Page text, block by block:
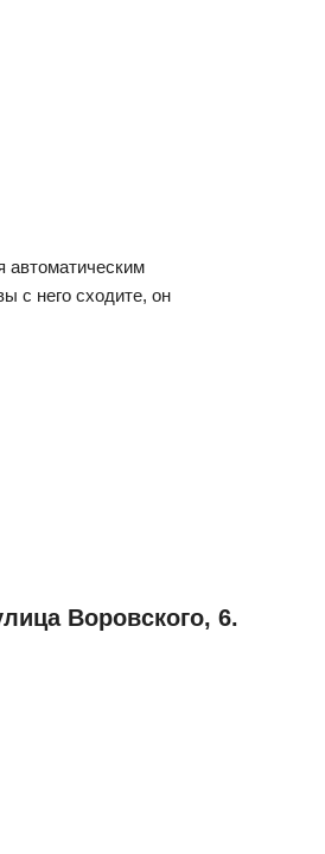
автоматическим
с него сходите, он
Воровского, 6.